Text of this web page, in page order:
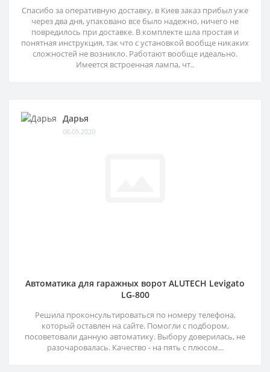
Спасибо за оперативную доставку, в Киев заказ прибыл уже
через два дня, упаковано все было надежно, ничего не
повредилось при доставке. В комплекте шла простая и
понятная инструкция, так что с установкой вообще никаких
сложностей не возникло. Работают вообще идеально.
Имеется встроенная лампа, чт..
Дарья
08.05.2020
Автоматика для гаражных ворот ALUTECH Levigato
LG-800
Решила проконсультироваться по номеру телефона,
который оставлен на сайте. Помогли с подбором,
посоветовали данную автоматику. Выбору доверилась, не
разочаровалась. Качество - на пять с плюсом...